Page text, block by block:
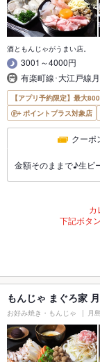
酒ともんじゃがうまい店。
3001～4000円
有楽町線･大江戸線
【アプリ予約限定】最大
ポイントプラス対象店
クーポ
金額そのままで♪生ビ
カ
下記ボタ
もんじゃ まぐろ家
お好み焼き・もんじゃ 月島